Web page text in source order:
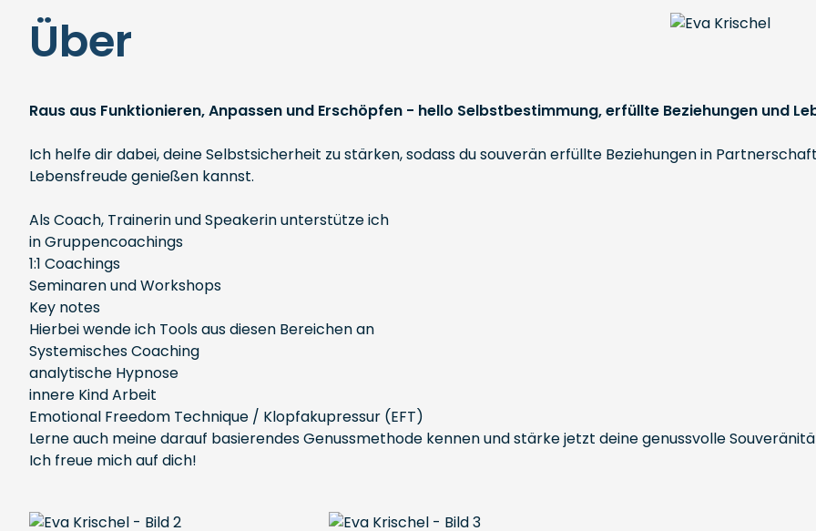
Über
Raus aus Funktionieren, Anpassen und Erschöpfen - hello Selbstbestimmung, erfüllte Beziehungen und
Ich helfe dir dabei, deine Selbstsicherheit zu stärken, sodass du souverän erfüllte Beziehungen in
Lebensfreude genießen kannst.
Als Coach, Trainerin und Speakerin unterstütze ich
in Gruppencoachings
1:1 Coachings
Seminaren und Workshops
Key notes
Hierbei wende ich Tools aus diesen Bereichen an
Systemisches Coaching
analytische Hypnose
innere Kind Arbeit
Emotional Freedom Technique / Klopfakupressur (EFT)
Lerne auch meine darauf basierendes Genussmethode kennen und stärke jetzt deine genussvolle
Ich freue mich auf dich!